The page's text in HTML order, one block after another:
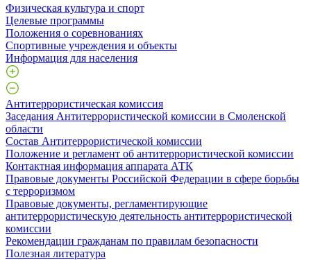
Физическая культура и спорт
Целевые программы
Положения о соревнованиях
Спортивные учреждения и объекты
Информация для населения
Антитеррористическая комиссия
Заседания Антитеррористической комиссии в Смоленской
области
Состав Антитеррористической комиссии
Положение и регламент об антитеррористической комиссии
Контактная информация аппарата АТК
Правовые документы Российской Федерации в сфере борьбы
с терроризмом
Правовые документы, регламентирующие
антитеррористическую деятельность антитеррористической
комиссии
Рекомендации гражданам по правилам безопасности
Полезная литература